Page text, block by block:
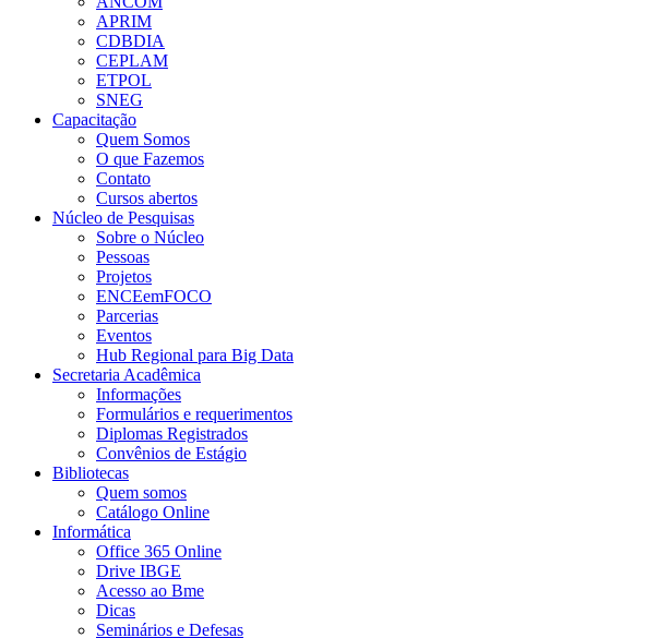
APRIM
CDBDIA
CEPLAM
ETPOL
SNEG
Capacitação
Quem Somos
O que Fazemos
Contato
Cursos abertos
Núcleo de Pesquisas
Sobre o Núcleo
Pessoas
Projetos
ENCEemFOCO
Parcerias
Eventos
Hub Regional para Big Data
Secretaria Acadêmica
Informações
Formulários e requerimentos
Diplomas Registrados
Convênios de Estágio
Bibliotecas
Quem somos
Catálogo Online
Informática
Office 365 Online
Drive IBGE
Acesso ao Bme
Dicas
Seminários e Defesas